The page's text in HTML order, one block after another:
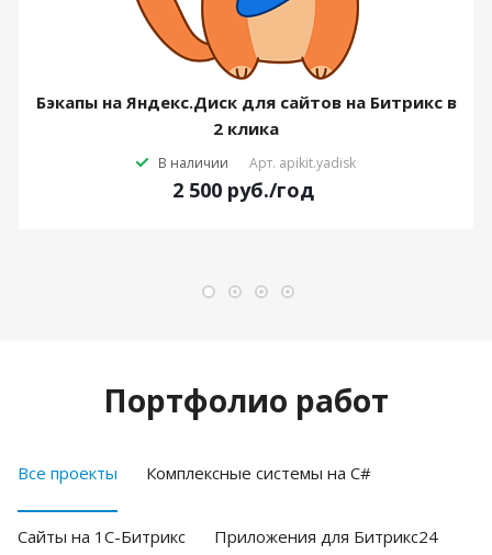
Бэкапы на Яндекс.Диск для сайтов на Битрикс в
2 клика
В наличии Арт. apikit.yadisk
2 500 руб./год
Портфолио работ
Все проекты Комплексные системы на C#
Cайты на 1С-Битрикс Приложения для Битрикс24